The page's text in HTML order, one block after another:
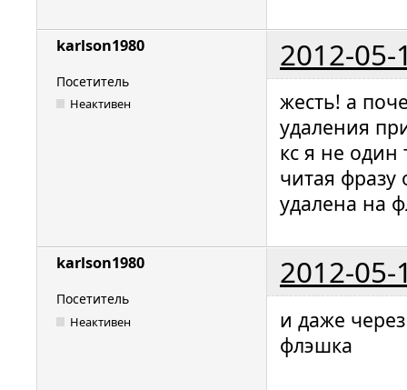
karlson1980 2012-05-
Посетитель
Неактивен
жесть! а
удаления
кс я не
читая фразу
удалена на
karlson1980 2012-05-
Посетитель
Неактивен
и даже
флэшка